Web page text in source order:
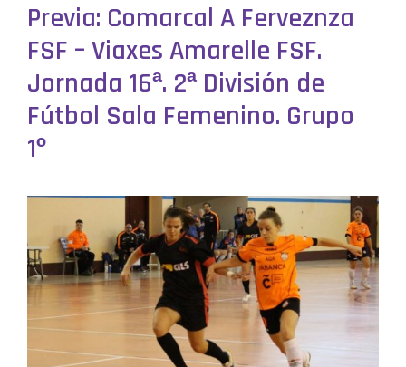
Previa: Comarcal A Ferveznza
FSF – Viaxes Amarelle FSF.
Jornada 16ª. 2ª División de
Fútbol Sala Femenino. Grupo
1º